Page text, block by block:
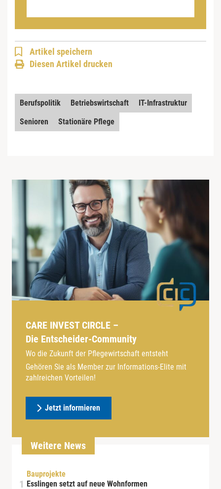
Artikel speichern
Diesen Artikel drucken
Berufspolitik Betriebswirtschaft
IT-Infrastruktur
Senioren
Stationäre Pflege
CARE INVEST CIRCLE –
Die Entscheider-Community
Wo die Zukunft der Pflegewirtschaft entsteht
Gehören Sie als Member zur Informations-Elite mit
zahlreichen Vorteilen!
Jetzt informieren
Weitere News
Bauprojekte
Esslingen setzt auf neue Wohnformen